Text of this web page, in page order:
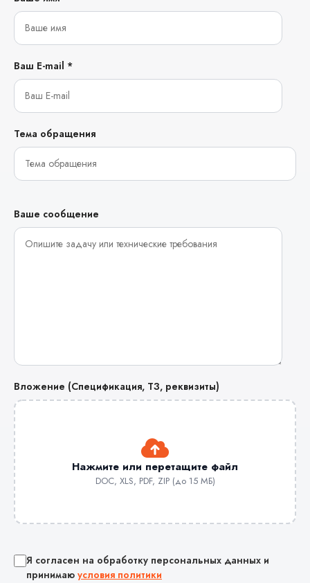
Ваш E-mail *
Тема обращения
Ваше сообщение
Вложение (Спецификация, ТЗ, реквизиты)
Нажмите или перетащите файл
DOC, XLS, PDF, ZIP (до 15 МБ)
Я согласен на обработку персональных данных и
принимаю условия политики